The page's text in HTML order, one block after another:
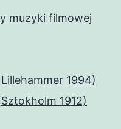
muzyki filmowej
1994)
1912)